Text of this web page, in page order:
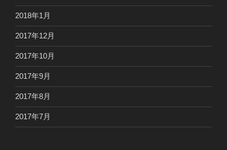
2018年1月
2017年12月
2017年10月
2017年9月
2017年8月
2017年7月